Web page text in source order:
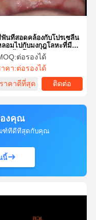
นที่สอดคล้องกับโปรเซลีน
อมไปกับมงกุฎโลหะที่มี
รสร้างโลหะ COCr
ต่อรองได้
าคา:ต่อรองได้
ราคาดีที่สุด
ติดต่อ
องคุณ
ฑ์ที่ดีที่สุดกับคุณ
นี้